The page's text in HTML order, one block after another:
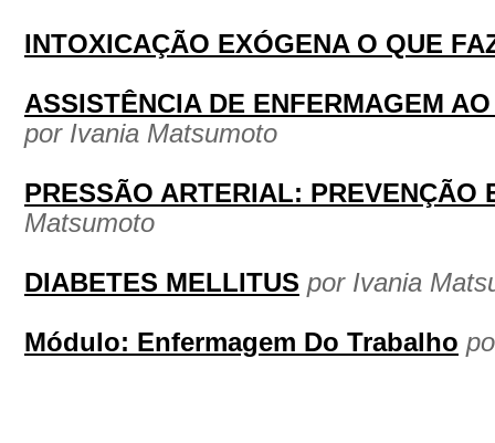
INTOXICAÇÃO EXÓGENA O QUE
ASSISTÊNCIA DE ENFERMAGEM
por Ivania Matsumoto
PRESSÃO ARTERIAL: PREVENÇÃO
Matsumoto
DIABETES MELLITUS por Ivania
Módulo: Enfermagem Do Trabalho